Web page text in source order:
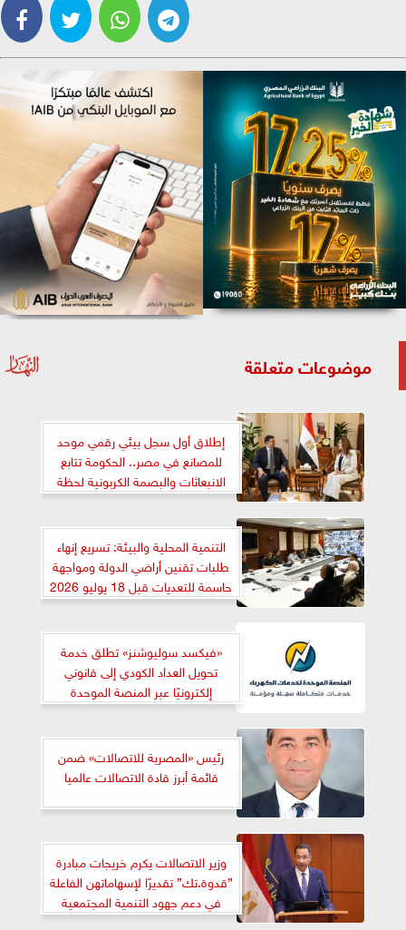
موضوعات متعلقة
إطلاق أول سجل بيئي رقمي موحد
للمصانع في مصر.. الحكومة تتابع
الانبعاثات والبصمة الكربونية لحظة
بلحظة
التنمية المحلية والبيئة: تسريع إنهاء
طلبات تقنين أراضي الدولة ومواجهة
حاسمة للتعديات قبل 18 يوليو 2026
«فيكسد سوليوشنز» تطلق خدمة
تحويل العداد الكودي إلى قانوني
إلكترونيًا عبر المنصة الموحدة
لخدمات الكهرباء
رئيس «المصرية للاتصالات» ضمن
قائمة أبرز قادة الاتصالات عالميا
وزير الاتصالات يكرم خريجات مبادرة
”قدوة.تك” تقديرًا لإسهاماتهن الفاعلة
في دعم جهود التنمية المجتمعية
الرقمية